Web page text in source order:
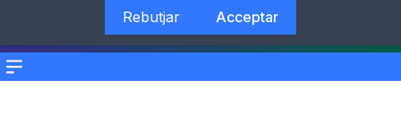
Menu
Rebutjar
Acceptar